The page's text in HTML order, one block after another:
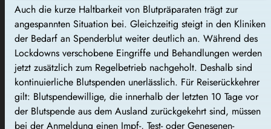
Auch die kurze Haltbarkeit von Blutpräparaten trägt zur
angespannten Situation bei. Gleichzeitig steigt in den Kliniken
der Bedarf an Spenderblut weiter deutlich an. Während des
Lockdowns verschobene Eingriffe und Behandlungen werden
jetzt zusätzlich zum Regelbetrieb nachgeholt. Deshalb sind
kontinuierliche Blutspenden unerlässlich. Für Reiserückkehrer
gilt: Blutspendewillige, die innerhalb der letzten 10 Tage vor
der Blutspende aus dem Ausland zurückgekehrt sind, müssen
bei der Anmeldung einen Impf-, Test- oder Genesenen-